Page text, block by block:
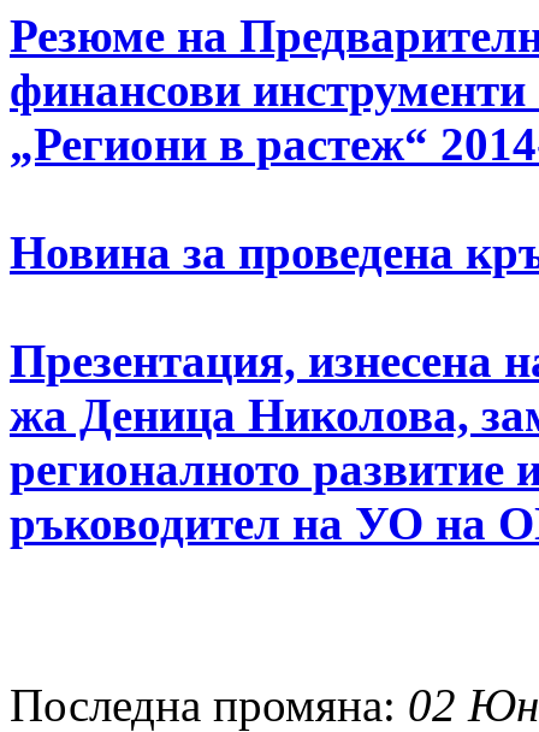
Резюме на
финансови
„Региони в растеж“
Новина за проведена
Презентация, изнесена
жа Деница Николова,
регионалното развитие
ръководител на УО на
Последна промяна: 02